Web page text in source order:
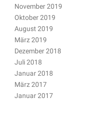
November 2019
Oktober 2019
August 2019
März 2019
Dezember 2018
Juli 2018
Januar 2018
März 2017
Januar 2017